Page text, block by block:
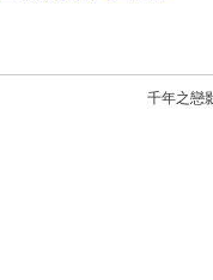
千年之戀